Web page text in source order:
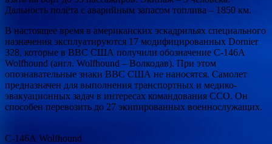
Дальность полёта с аварийным запасом топлива – 1850 км.
В настоящее время в американских эскадрильях специального
назначения эксплуатируются 17 модифицированных Dornier
328, которые в ВВС США получили обозначение С-146А
Wolfhound (англ. Wolfhound – Волкодав). При этом
опознавательные знаки ВВС США не наносятся. Самолет
предназначен для выполнения транспортных и медико-
эвакуационных задач в интересах командования ССО. Он
способен перевозить до 27 экипированных военнослужащих.
С-146А Wolfhound